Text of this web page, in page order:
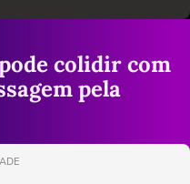
colidir com
pela